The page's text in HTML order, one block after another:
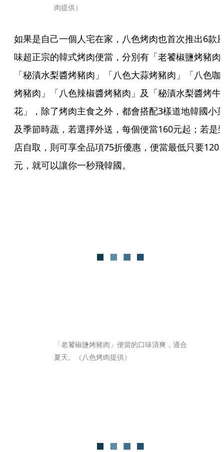
肉提供）
如果是自己一個人宅在家，八色烤肉也首次推出6款
味超正宗的韓式烤肉便當，分別有「老饕椒鹽烤豬肉
「秘漬水梨醬烤豬肉」「八色大蒜烤豬肉」「八色咖
烤豬肉」「八色辣椒醬烤豬肉」及「秘漬水梨醬烤牛
花」，除了烤肉主食之外，都會搭配3樣道地韓國小
及季節時蔬，若選擇外送，每個便當160元起；若是
店自取，則可享全品項75折優惠，便當最低只要120
元，就可以讓你一秒飛韓國。
「老饕椒鹽烤豬肉」便當的口味清爽，適合
夏天。（八色烤肉提供）